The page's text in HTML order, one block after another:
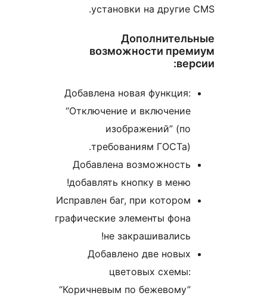
установки на другие
возможности
Добавлена новая функция:
“Отключение и включение
изображений” (по
требованиям ГОСТа).
Добавлена возможность
добавлять кнопку в меню!
Исправлен баг, при котором
графические элементы фона
не закрашивались!
Добавлено две новых
цветовых схемы:
“Коричневым по бежевому”